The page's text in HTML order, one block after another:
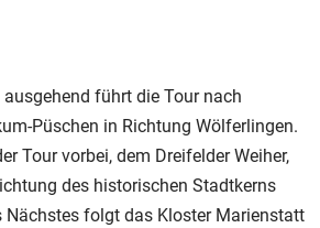
führt die Tour nach
Püschen in Richtung Wölferlingen.
Tour vorbei, dem Dreifelder Weiher,
des historischen Stadtkerns
Nächstes folgt das Kloster Marienstatt